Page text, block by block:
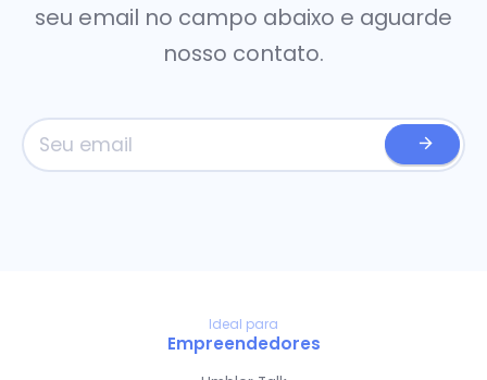
seu email no campo abaixo e aguarde
nosso contato.
Ideal para
Empreendedores